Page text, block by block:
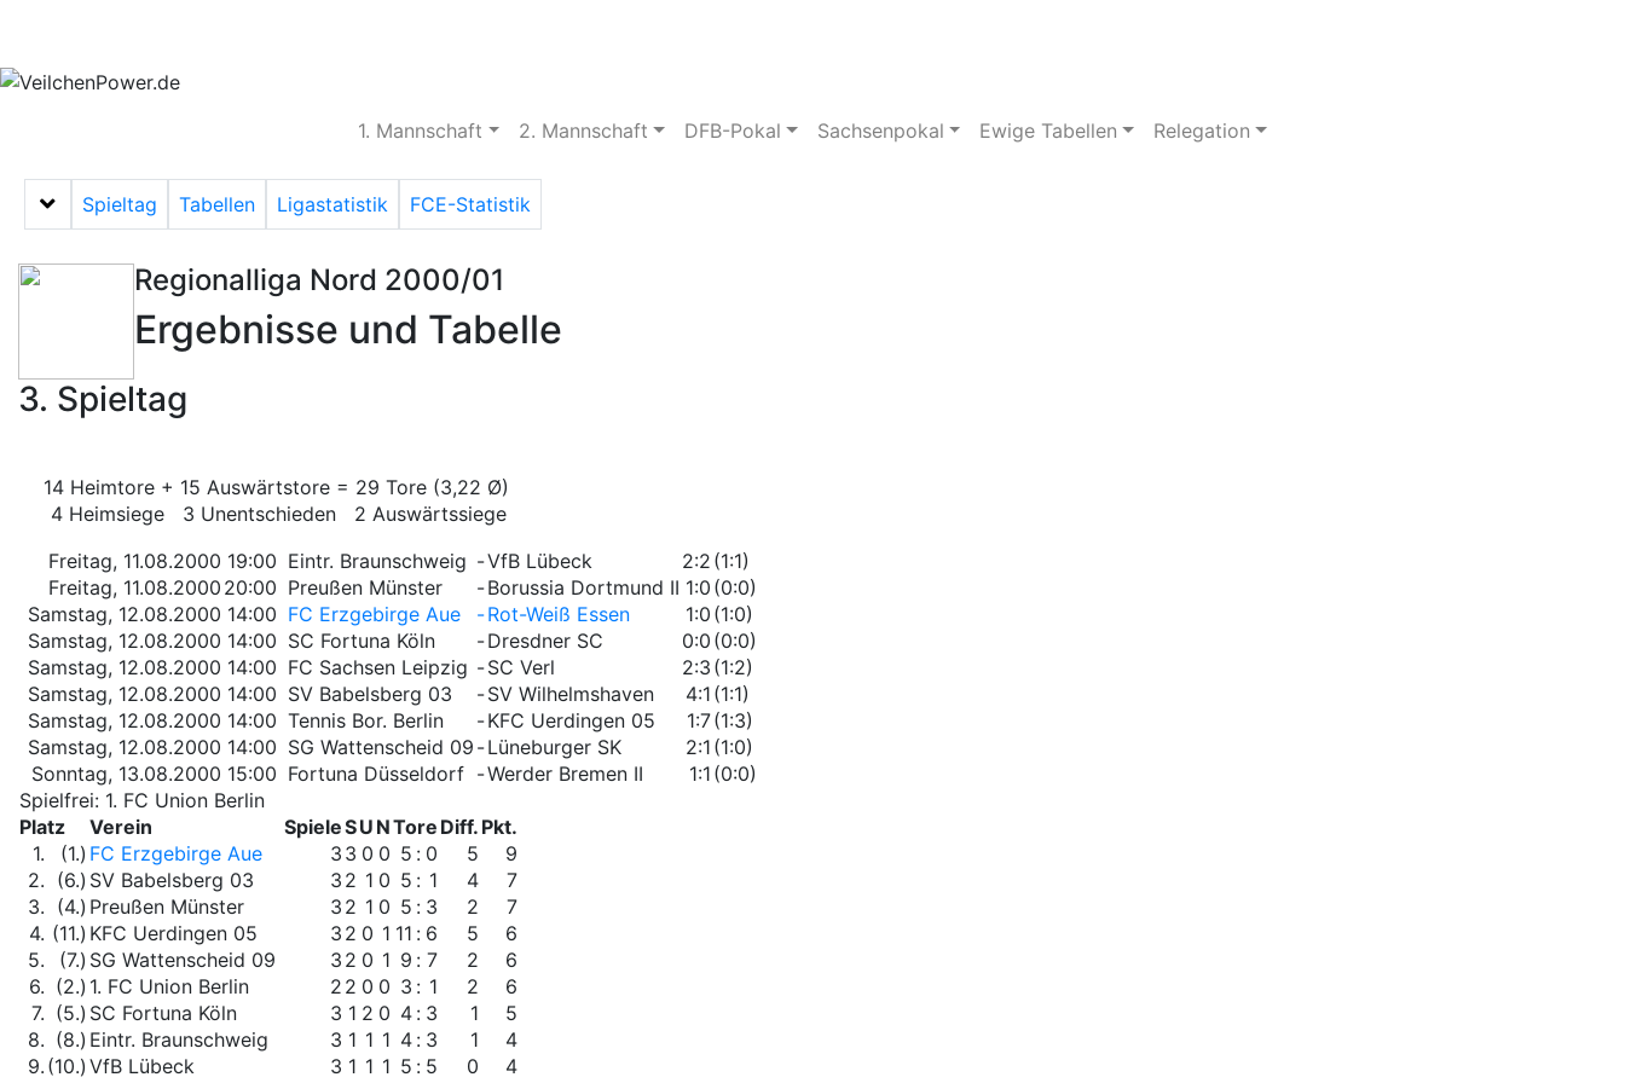
1. Mannschaft 2. Mannschaft DFB-Pokal Sachsenpokal Ewige Tabellen Relegation
Menü auf-/zuklappen
Spieltag Tabellen Ligastatistik FCE-Statistik
Regionalliga Nord 2000/01
Ergebnisse und Tabelle
3. Spieltag
14 Heimtore + 15 Auswärtstore = 29 Tore (3,22 Ø)
4 Heimsiege 3 Unentschieden 2 Auswärtssiege
Freitag, 11.08.2000 19:00 Eintr. Braunschweig -VfB Lübeck 2:2 (1:1)
Freitag, 11.08.2000 20:00 Preußen Münster -Borussia Dortmund II 1:0 (0:0)
Samstag, 12.08.2000 14:00 FC Erzgebirge Aue -Rot-Weiß Essen 1:0 (1:0)
Samstag, 12.08.2000 14:00 SC Fortuna Köln -Dresdner SC 0:0 (0:0)
Samstag, 12.08.2000 14:00 FC Sachsen Leipzig -SC Verl 2:3 (1:2)
Samstag, 12.08.2000 14:00 SV Babelsberg 03 -SV Wilhelmshaven 4:1 (1:1)
Samstag, 12.08.2000 14:00 Tennis Bor. Berlin -KFC Uerdingen 05 1:7(1:3)
Samstag, 12.08.2000 14:00 SG Wattenscheid 09 -Lüneburger SK 2:1 (1:0)
Sonntag, 13.08.2000 15:00 Fortuna Düsseldorf -Werder Bremen II 1:1 (0:0)
Spielfrei: 1. FC Union Berlin
Platz
Verein SpieleSU NTore Diff. Pkt.
1.
(1.) FC Erzgebirge Aue 3 3 0 0 5 : 0 5
9
2. (6.) SV Babelsberg 03 3 2 1 0 5 : 1 4
7
3. (4.) Preußen Münster 3 2 1 0 5 : 3 2
7
4. (11.) KFC Uerdingen 05 3 2 0 1 11 : 6 5
6
5.
(7.) SG Wattenscheid 09 3 2 0 1 9 : 7 2
6
6. (2.) 1. FC Union Berlin 2 2 0 0 3 : 1 2
6
7. (5.) SC Fortuna Köln 3 1 2 0 4 : 3 1
5
8. (8.) Eintr. Braunschweig 3 1 1 1 4 : 3 1
4
9. (10.) VfB Lübeck 3 1 1 1 5 : 5 0
4